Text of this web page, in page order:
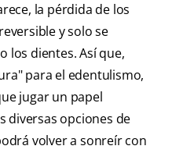
la pérdida de los
y solo se
los dientes. Así que,
para el edentulismo,
jugar un papel
diversas opciones de
volver a sonreír con